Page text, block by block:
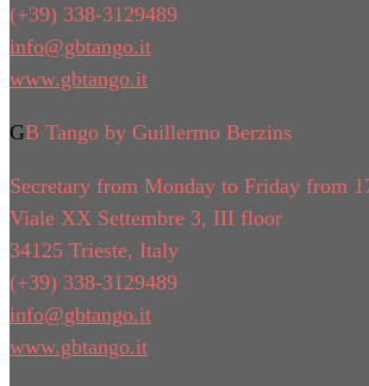
(+39) 338-3129489
info@gbtango.it
www.gbtango.it
GB Tango by Guillermo Berzins
Secretary from Monday to Friday from
Viale XX Settembre 3, III floor
34125 Trieste, Italy
(+39) 338-3129489
info@gbtango.it
www.gbtango.it